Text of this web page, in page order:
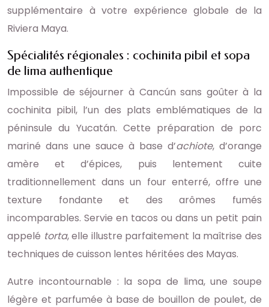
supplémentaire à votre expérience globale de la
Riviera Maya.
Spécialités régionales : cochinita pibil et sopa
de lima authentique
Impossible de séjourner à Cancún sans goûter à la
cochinita pibil, l’un des plats emblématiques de la
péninsule du Yucatán. Cette préparation de porc
mariné dans une sauce à base d’achiote, d’orange
amère et d’épices, puis lentement cuite
traditionnellement dans un four enterré, offre une
texture fondante et des arômes fumés
incomparables. Servie en tacos ou dans un petit pain
appelé torta, elle illustre parfaitement la maîtrise des
techniques de cuisson lentes héritées des Mayas.
Autre incontournable : la sopa de lima, une soupe
légère et parfumée à base de bouillon de poulet, de